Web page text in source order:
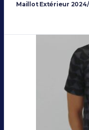
Maillot Extérieur